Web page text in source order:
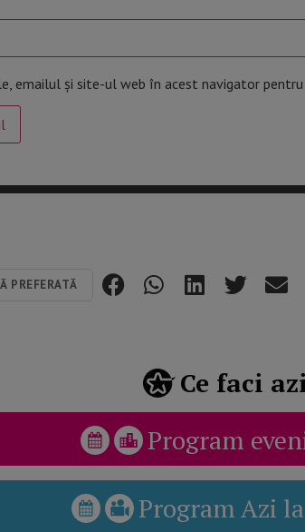
emailul și site-ul web în acest navigator
PREFERATĂ
Ce faci
Program
Program Azi